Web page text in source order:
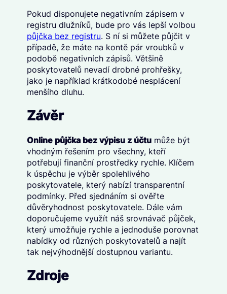
Pokud disponujete negativním zápisem v
registru dlužníků, bude pro vás lepší volbou
půjčka bez registru. S ní si můžete půjčit v
případě, že máte na kontě pár vroubků v
podobě negativních zápisů. Většině
poskytovatelů nevadí drobné prohřešky,
jako je například krátkodobé nesplácení
menšího dluhu.
Závěr
Online půjčka bez výpisu z účtumůže být
vhodným řešením pro všechny, kteří
potřebují finanční prostředky rychle. Klíčem
k úspěchu je výběr spolehlivého
poskytovatele, který nabízí transparentní
podmínky. Před sjednáním si ověřte
důvěryhodnost poskytovatele. Dále vám
doporučujeme využít náš srovnávač půjček,
který umožňuje rychle a jednoduše porovnat
nabídky od různých poskytovatelů a najít
tak nejvýhodnější dostupnou variantu.
Zdroje